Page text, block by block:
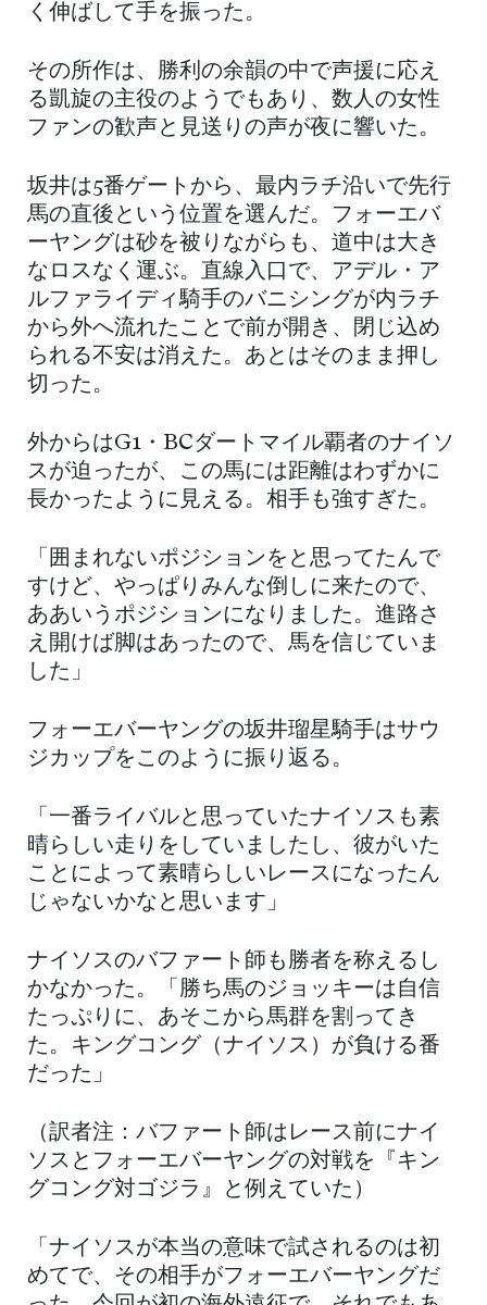
く伸ばして手を振った。
その所作は、勝利の余韻の中で声援に応え
る凱旋の主役のようでもあり、数人の女性
ファンの歓声と見送りの声が夜に響いた。
坂井は5番ゲートから、最内ラチ沿いで先行
馬の直後という位置を選んだ。フォーエバ
ーヤングは砂を被りながらも、道中は大き
なロスなく運ぶ。直線入口で、アデル・ア
ルファライディ騎手のバニシングが内ラチ
から外へ流れたことで前が開き、閉じ込め
られる不安は消えた。あとはそのまま押し
切った。
外からはG1・BCダートマイル覇者のナイソ
スが迫ったが、この馬には距離はわずかに
長かったように見える。相手も強すぎた。
「囲まれないポジションをと思ってたんで
すけど、やっぱりみんな倒しに来たので、
ああいうポジションになりました。進路さ
え開けば脚はあったので、馬を信じていま
した」
フォーエバーヤングの坂井瑠星騎手はサウ
ジカップをこのように振り返る。
「一番ライバルと思っていたナイソスも素
晴らしい走りをしていましたし、彼がいた
ことによって素晴らしいレースになったん
じゃないかなと思います」
ナイソスのバファート師も勝者を称えるし
かなかった。「勝ち馬のジョッキーは自信
たっぷりに、あそこから馬群を割ってき
た。キングコング（ナイソス）が負ける番
だった」
（訳者注：バファート師はレース前にナイ
ソスとフォーエバーヤングの対戦を『キン
グコング対ゴジラ』と例えていた）
「ナイソスが本当の意味で試されるのは初
めてで、その相手がフォーエバーヤングだ